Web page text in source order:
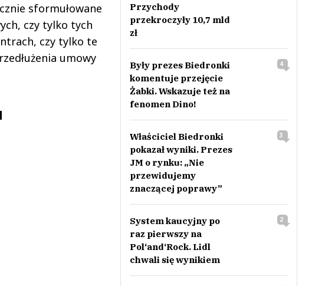
sformułowane
czy tylko tych
czy tylko te
umowy
Przychody
przekroczyły 10,7 mld
zł
Były prezes Biedronki
komentuje przejęcie
Żabki. Wskazuje też na
fenomen Dino!
4
Właściciel Biedronki
pokazał wyniki. Prezes
JM o rynku: „Nie
przewidujemy
znaczącej poprawy”
3
System kaucyjny po
raz pierwszy na
Pol‘and‘Rock. Lidl
chwali się wynikiem
2